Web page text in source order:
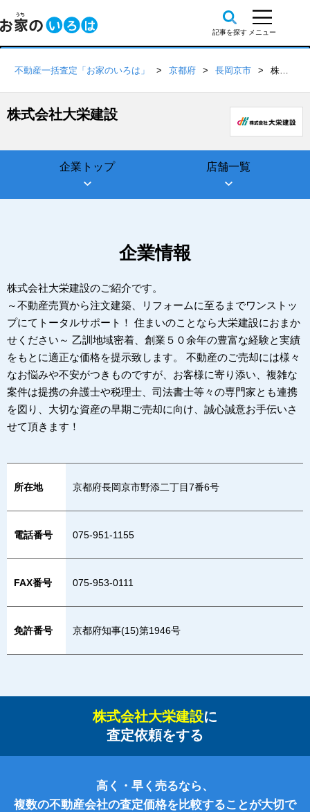
不動産一括査定「お家のいろは」 京都府 長岡京市 株式会社大栄建設
株式会社大栄建設
企業トップ 店舗一覧
企業情報
株式会社大栄建設のご紹介です。
～不動産売買から注文建築、リフォームに至るまでワンストッ
プにてトータルサポート！ 住まいのことなら大栄建設におまか
せください～ 乙訓地域密着、創業５０余年の豊富な経験と実績
をもとに適正な価格を提示致します。 不動産のご売却には様々
なお悩みや不安がつきものですが、お客様に寄り添い、複雑な
案件は提携の弁護士や税理士、司法書士等々の専門家とも連携
を図り、大切な資産の早期ご売却に向け、誠心誠意お手伝いさ
せて頂きます！
所在地 京都府長岡京市野添二丁目7番6号
電話番号 075-951-1155
FAX番号 075-953-0111
免許番号 京都府知事(15)第1946号
株式会社大栄建設に
査定依頼をする
高く・早く売るなら、
複数の不動産会社の査定価格を比較することが大切で